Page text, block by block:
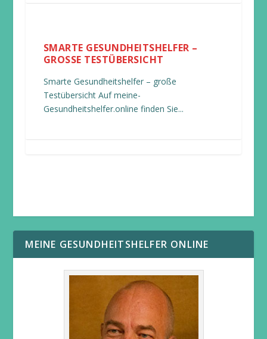
SMARTE GESUNDHEITSHELFER –
GROSSE TESTÜBERSICHT
Smarte Gesundheitshelfer – große
Testübersicht Auf meine-
Gesundheitshelfer.online finden Sie...
MEINE GESUNDHEITSHELFER ONLINE